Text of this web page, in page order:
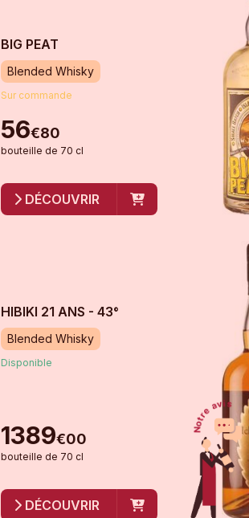
BIG PEAT
Blended Whisky
Sur commande
56€80
bouteille de 70 cl
DÉCOUVRIR
HIBIKI 21 ANS - 43°
Blended Whisky
Disponible
1389€00
bouteille de 70 cl
DÉCOUVRIR